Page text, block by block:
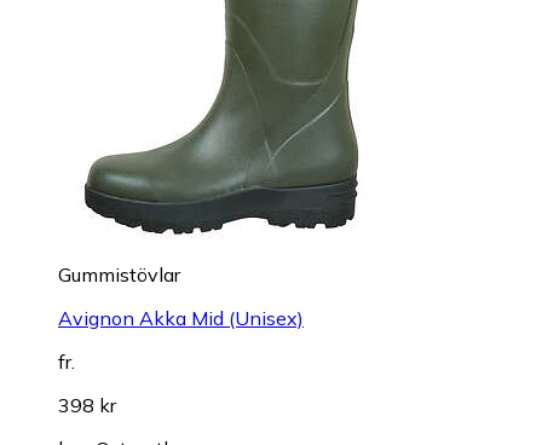
Gummistövlar
Avignon Akka Mid (Unisex)
fr.
398 kr